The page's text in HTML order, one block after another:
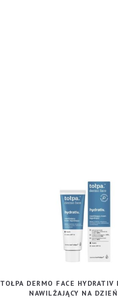
TOŁPA DERMO FACE HYDRATIV
NAWILŻAJĄCY NA